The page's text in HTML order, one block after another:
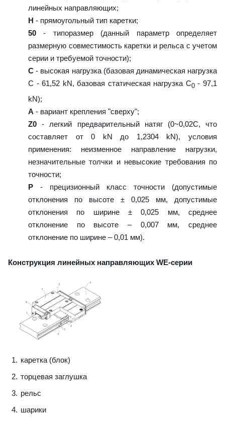
линейных направляющих;
H - прямоугольный тип каретки;
50 - типоразмер (данный параметр определяет
размерную совместимость каретки и рельса с учетом
серии и требуемой точности);
C - высокая нагрузка (базовая динамическая нагрузка
C - 61,52 kN, базовая статическая нагрузка С0- 97,1
kN);
A - вариант крепления "сверху";
Z0 - легкий предварительный натяг (0~0,02C, что
составляет от 0 kN до 1,2304 kN), условия
применения: неизменное направление нагрузки,
незначительные толчки и невысокие требования по
точности;
P - прецизионный класс точности (допустимые
отклонения по высоте ± 0,025 мм, допустимые
отклонения по ширине ± 0,025 мм, среднее
отклонение по высоте – 0,007 мм, среднее
отклонение по ширине – 0,01 мм).
Конструкция линейных направляющих WE-серии
каретка (блок)
торцевая заглушка
рельс
шарики